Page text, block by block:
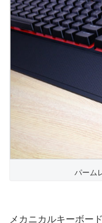
パーム
メカニカルキーボー